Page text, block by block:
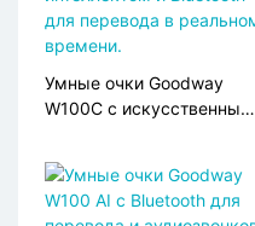
Умные очки Goodway
W100C с искусственным
для перевода в реальном
времени.